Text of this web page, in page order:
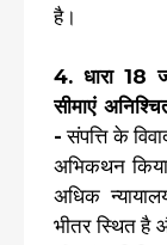
है।
4. धारा 18
सीमाएं
- संपत्ति के
अभिकथन
अधिक
भीतर स्थित है